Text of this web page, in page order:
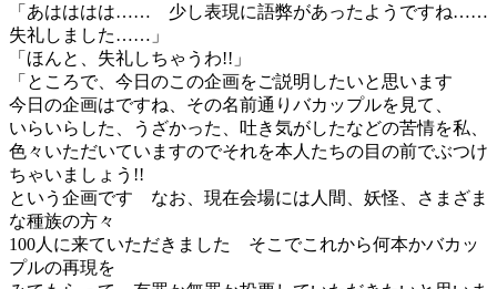
「あはははは…… 少し表現に語弊があったようですね……
失礼しました……」
「ほんと、失礼しちゃうわ!!」
「ところで、今日のこの企画をご説明したいと思います
今日の企画はですね、その名前通りバカップルを見て、
いらいらした、うざかった、吐き気がしたなどの苦情を私、
色々いただいていますのでそれを本人たちの目の前でぶつけ
ちゃいましょう!!
という企画です なお、現在会場には人間、妖怪、さまざま
な種族の方々
100人に来ていただきました そこでこれから何本かバカッ
プルの再現を